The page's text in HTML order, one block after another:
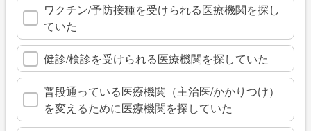
ワクチン/予防接種を受けられる医療機関を探し
ていた
健診/検診を受けられる医療機関を探していた
普段通っている医療機関（主治医/かかりつけ）
を変えるために医療機関を探していた